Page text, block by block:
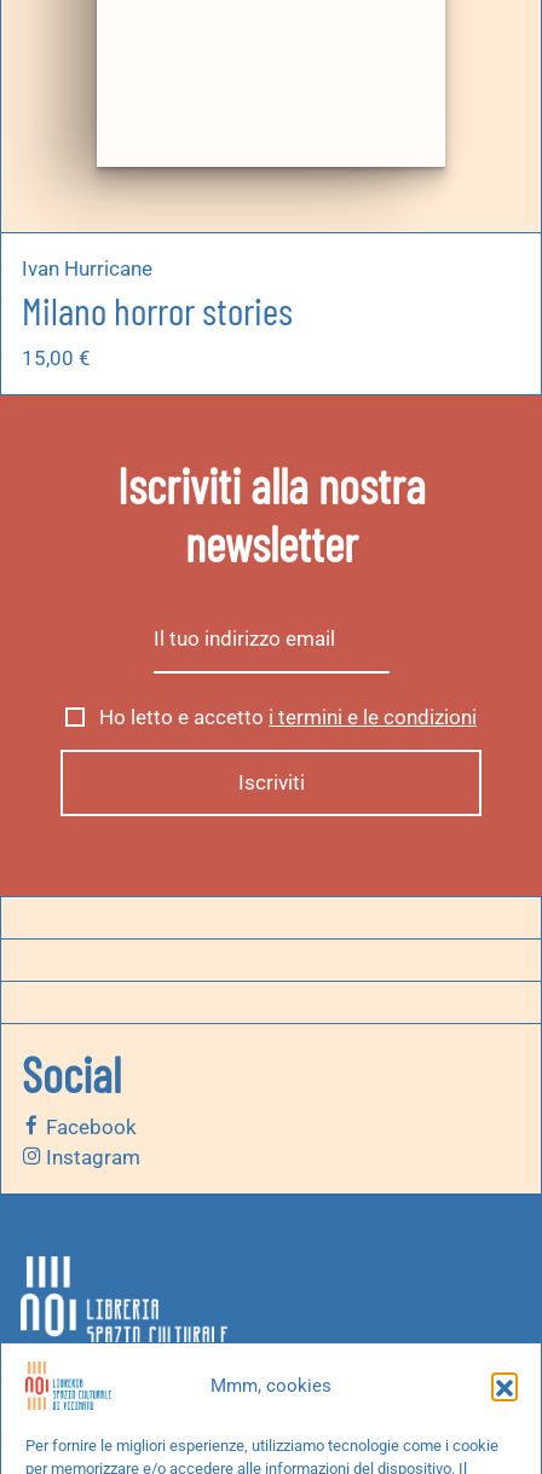
Mmm, cookies
Per fornire le migliori esperienze, utilizziamo tecnologie come i cookie
per memorizzare e/o accedere alle informazioni del dispositivo. Il
Ivan Hurricane
Milano horror stories
15,00 €
Iscriviti alla nostra
newsletter
Ho letto e accetto i termini e le condizioni
Social
Facebook
Instagram
Chi siamo